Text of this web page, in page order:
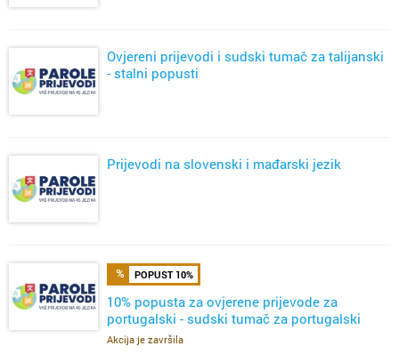
Ovjereni prijevodi i sudski tumač za talijanski
- stalni popusti
Prijevodi na slovenski i mađarski jezik
POPUST 10%
10% popusta za ovjerene prijevode za
portugalski - sudski tumač za portugalski
Akcija je završila